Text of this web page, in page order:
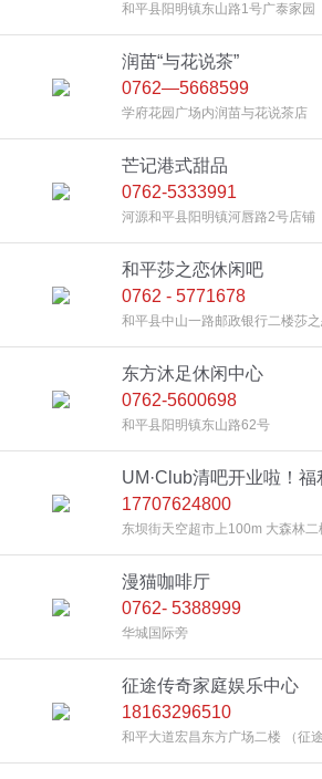
和平县阳明镇东山路1号广泰家园
润苗“与花说茶”
0762—5668599
学府花园广场内润苗与花说茶店
芒记港式甜品
0762-5333991
河源和平县阳明镇河唇路2号店铺
和平莎之恋休闲吧
0762 - 5771678
和平县中山一路邮政银行二楼莎
东方沐足休闲中心
0762-5600698
和平县阳明镇东山路62号
UM·Club清吧开业啦！福
17707624800
东坝街天空超市上100m 大森林
漫猫咖啡厅
0762- 5388999
华城国际旁
征途传奇家庭娱乐中心
18163296510
和平大道宏昌东方广场二楼 （征